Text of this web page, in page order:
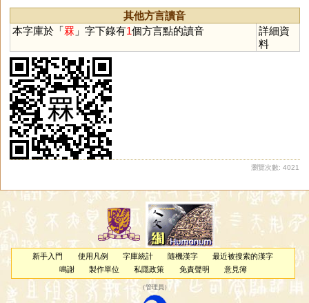
其他方言讀音
本字庫於「罧 」字下錄有1個方言點的讀音
詳細資
料
瀏覽次數: 4021
新手入門 使用凡例 字庫統計 隨機漢字
最近被搜索的漢字
鳴謝
製作單位 私隱政策 免責聲明 意見簿
（管理員 ）